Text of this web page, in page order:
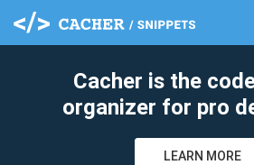
Cacher is the
organizer for pro
LEARN MORE